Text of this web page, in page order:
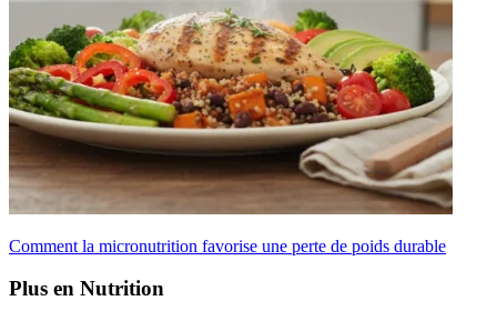
Comment la micronutrition favorise une perte de poids durable
Plus en Nutrition